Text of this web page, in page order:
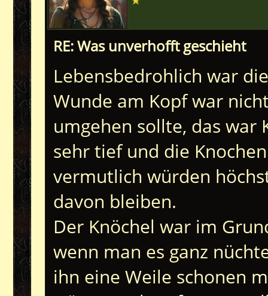
RE: Was unverhofft geschieht
Lebensbedrohlich war
Wunde am Kopf war
umgehen sollte, das war
sehr tief und die
vermutlich würden
davon bleiben.
Der Knöchel war im
wenn man es ganz
ihn eine Weile schonen